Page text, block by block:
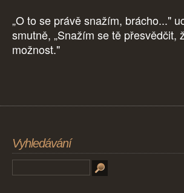
„O to se právě snažím, brácho..."
smutně, „Snažím se tě přesvědčit,
možnost."
Vyhledávání